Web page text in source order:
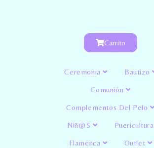
Carrito
Ceremonia Bautizo
Comunión
Complementos Del Pelo
Niñ@s Puericultura
Flamenca Outlet